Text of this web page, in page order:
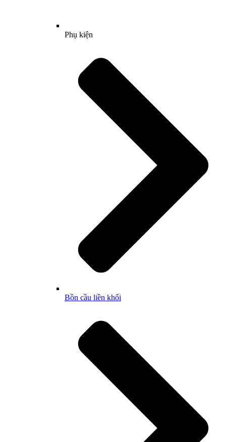
Phụ kiện
Bồn cầu liền khối